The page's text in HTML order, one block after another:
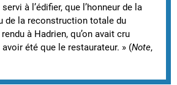
à l’édifier, que l’honneur de la
de la reconstruction totale du
à Hadrien, qu’on avait cru
avoir été que le restaurateur. » (Note,